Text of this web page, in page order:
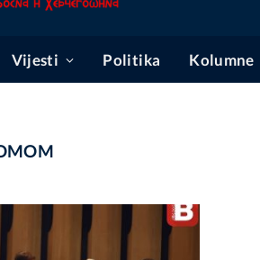
Vijesti Politika Kolumne